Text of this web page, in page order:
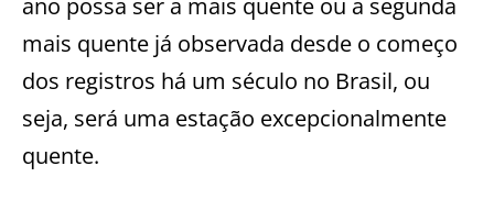
mais quente já observada desde o começo
dos registros há um século no Brasil, ou
seja, será uma estação excepcionalmente
quente.